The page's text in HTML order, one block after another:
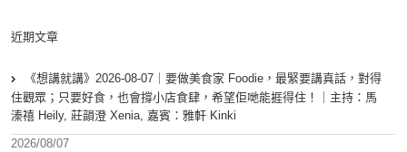
近期文章
《想講就講》2026-08-07｜要做美食家 Foodie，最緊要講真話，對得
住觀眾；只要好食，也會撐小店食肆，希望佢哋能捱得住！｜主持：馬
溱禧 Heily, 莊韻澄 Xenia, 嘉賓：雅軒 Kinki
2026/08/07